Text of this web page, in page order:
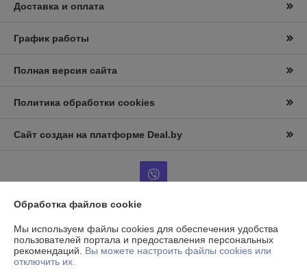
Доставка и оплата
График работы
Полная версия сайта
Политика обработки cookies
Сайт создан на платформе Deal.by
Информация для покупателя
Юридическое лицо:ООО «АльтернативаСервисТорг»
РБ, г.Минск, ул. Уборевича 99
Обработка файлов cookie
Мы используем файлы cookies для обеспечения удобства
пользователей портала и предоставления персональных
рекомендаций. Вы можете настроить файлы cookies или
отключить их.